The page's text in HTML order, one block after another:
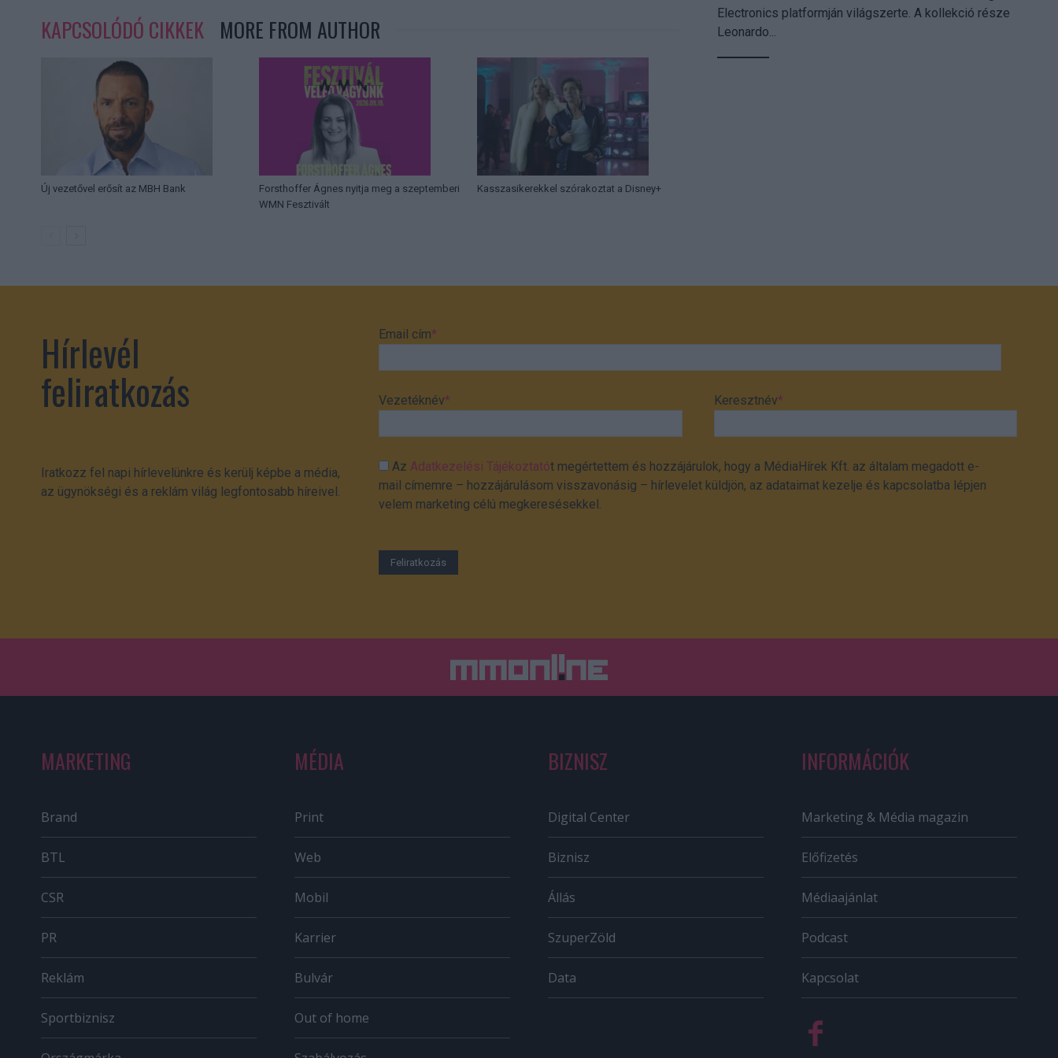
KAPCSOLÓDÓ CIKKEK MORE FROM AUTHOR
Új vezetővel erősít az MBH Bank
Forsthoffer Ágnes nyitja meg a szeptemberi
WMN Fesztivált
Kasszasikerekkel szórakoztat a Disney+
Electronics platformján világszerte. A kollekció része
Leonardo...
Hírlevél
feliratkozás
Iratkozz fel napi hírlevelünkre és kerülj képbe a média,
az ügynökségi és a reklám világ legfontosabb híreivel.
Email cím*
Vezetéknév* Keresztnév*
AzAdatkezelési Tájékoztatót megértettem és hozzájárulok, hogy a MédiaHírek Kft. az általam megadott e-
mail címemre – hozzájárulásom visszavonásig – hírlevelet küldjön, az adataimat kezelje és kapcsolatba lépjen
velem marketing célú megkeresésekkel.
MARKETING
Brand
BTL
CSR
PR
Reklám
Sportbiznisz
MÉDIA
Print
Web
Mobil
Karrier
Bulvár
Out of home
BIZNISZ
Digital Center
Biznisz
Állás
SzuperZöld
Data
INFORMÁCIÓK
Marketing & Média magazin
Előfizetés
Médiaajánlat
Podcast
Kapcsolat